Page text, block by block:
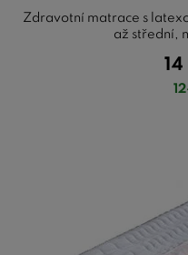
Zdravotní matrace s
až střední,